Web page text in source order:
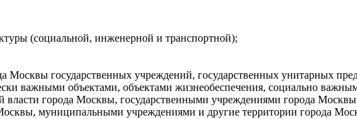
(социальной, инженерной и транспортной);
Москвы государственных учреждений, государственных унитарных
важными объектами, объектами жизнеобеспечения, социально
власти города Москвы, государственными учреждениями города
муниципальными учреждениями и другие территории города